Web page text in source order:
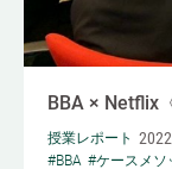
BBA × Netflix
授業レポート
#BBA #ケースメソ